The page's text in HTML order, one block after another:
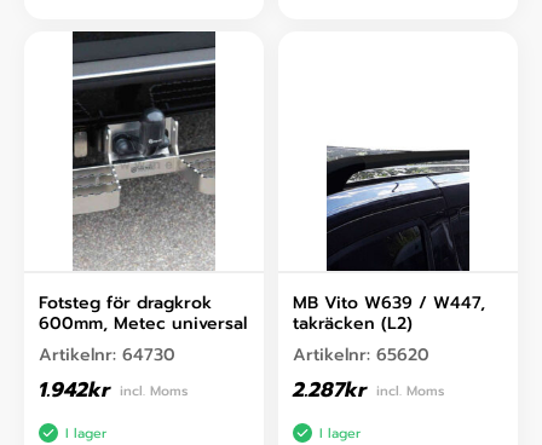
Fotsteg för dragkrok
600mm, Metec universal
Artikelnr: 64730
1.942kr incl. Moms
I lager
MB Vito W639 / W447,
takräcken (L2)
Artikelnr: 65620
2.287kr incl. Moms
I lager